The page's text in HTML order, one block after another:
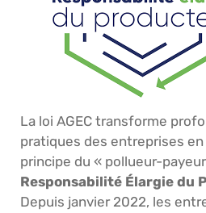
La loi AGEC transforme
pratiques des entreprises
principe du « pollueur-
Responsabilité Élargie du
Depuis janvier 2022, les